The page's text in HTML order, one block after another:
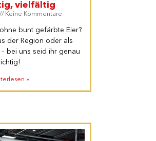
vielfältig
Keine Kommentare
bunt gefärbte Eier?
der Region oder als
bei uns seid ihr genau
»